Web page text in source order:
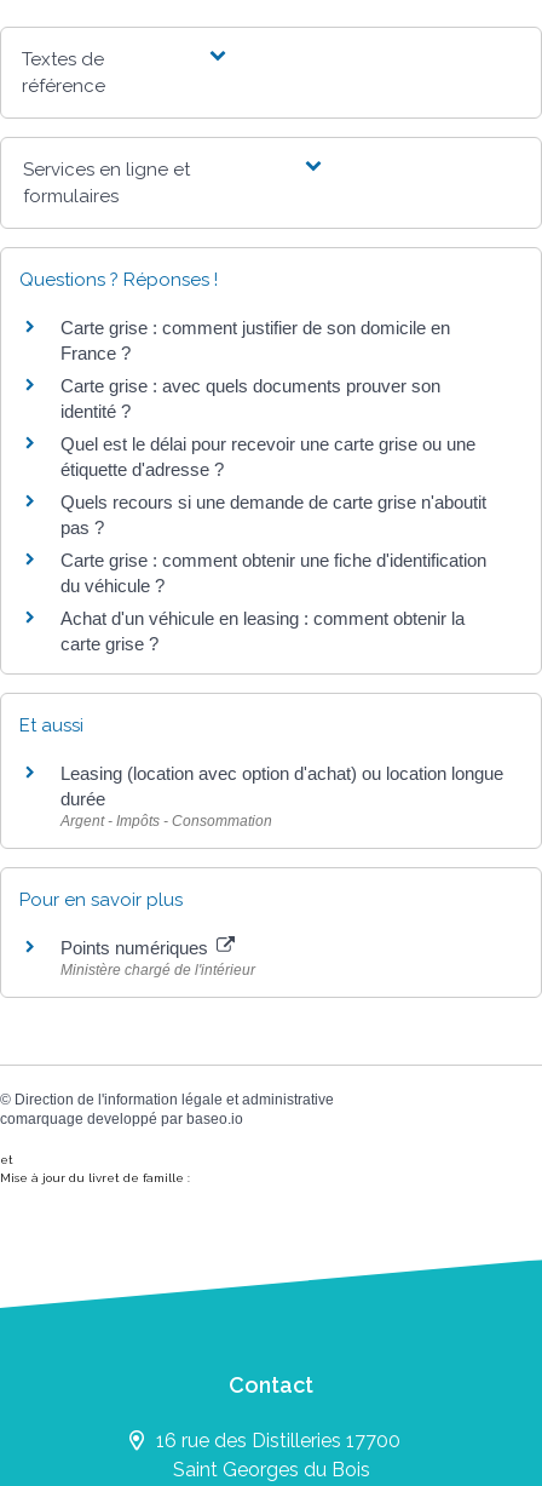
Textes de
référence
Services en ligne et
formulaires
Questions ? Réponses !
Carte grise : comment justifier de son domicile en
France ?
Carte grise : avec quels documents prouver son
identité ?
Quel est le délai pour recevoir une carte grise ou une
étiquette d'adresse ?
Quels recours si une demande de carte grise n'aboutit
pas ?
Carte grise : comment obtenir une fiche d'identification
du véhicule ?
Achat d'un véhicule en leasing : comment obtenir la
carte grise ?
Et aussi
Leasing (location avec option d'achat) ou location longue
durée
Argent - Impôts - Consommation
Pour en savoir plus
Points numériques
Ministère chargé de l'intérieur
© Direction de l'information légale et administrative
comarquage developpé par baseo.io
et
Mise à jour du livret de famille :
Contact
16 rue des Distilleries 17700
Saint Georges du Bois